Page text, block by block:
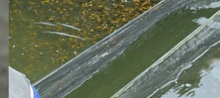
Koki
Guppy
Platy
Glofish
Danio
Manfish
Discuss
Palmas